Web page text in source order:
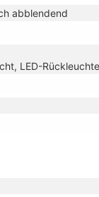
abblendend
LED-